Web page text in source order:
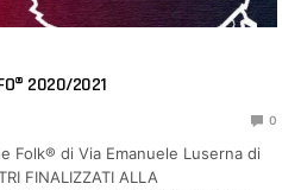
2020/2021
0
Folk® di Via Emanuele Luserna di
FINALIZZATI ALLA